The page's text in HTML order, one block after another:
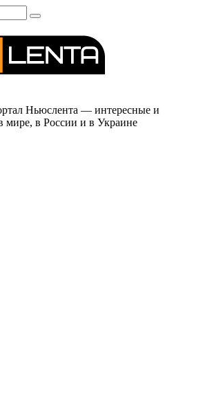
Ньюслента — интересные и
мире, в России и в Украине